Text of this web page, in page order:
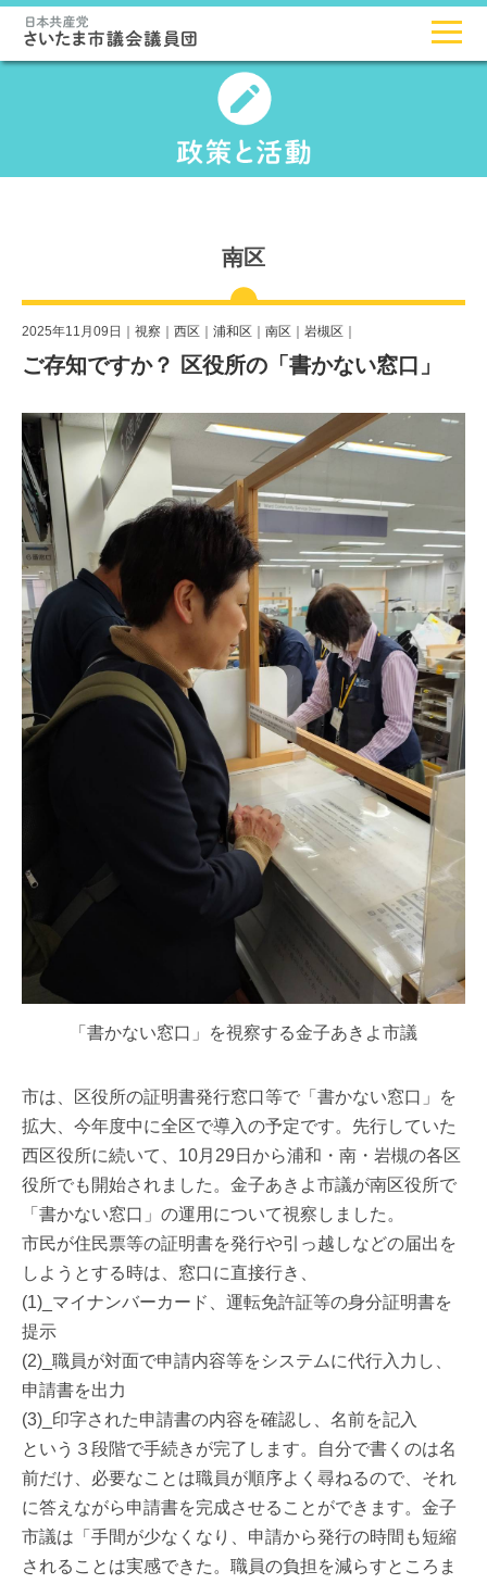
南区
2025年11月09日｜ 視察 西区 浦和区 南区 岩槻区
ご存知ですか？ 区役所の「書かない窓口」
「書かない窓口」を視察する金子あきよ市議
市は、区役所の証明書発行窓口等で「書かない窓口」を
拡大、今年度中に全区で導入の予定です。先行していた
西区役所に続いて、10月29日から浦和・南・岩槻の各区
役所でも開始されました。金子あきよ市議が南区役所で
「書かない窓口」の運用について視察しました。
市民が住民票等の証明書を発行や引っ越しなどの届出を
しようとする時は、窓口に直接行き、
(1)_マイナンバーカード、運転免許証等の身分証明書を
提示
(2)_職員が対面で申請内容等をシステムに代行入力し、
申請書を出力
(3)_印字された申請書の内容を確認し、名前を記入
という３段階で手続きが完了します。自分で書くのは名
前だけ、必要なことは職員が順序よく尋ねるので、それ
に答えながら申請書を完成させることができます。金子
市議は「手間が少なくなり、申請から発行の時間も短縮
されることは実感できた。職員の負担を減らすところま